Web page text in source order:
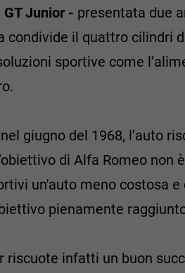
GT Junior - presentata due
condivide il quattro cilindri
sportive come
giugno del 1968, l’auto
di Alfa Romeo
un'auto meno costosa
pienamente
riscuote infatti un buon